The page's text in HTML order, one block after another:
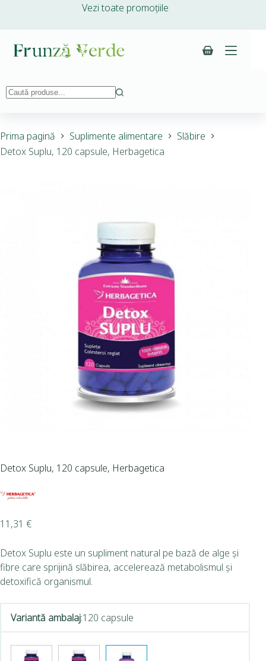
Vezi toate promoțiile
Prima pagină Suplimente alimentare
Slăbire
Detox Suplu, 120 capsule, Herbagetica
Detox Suplu, 120 capsule, Herbagetica
11,31 €
Detox Suplu este un supliment natural pe bază de alge și
fibre care sprijină slăbirea, accelerează metabolismul și
detoxifică organismul.
Variantă ambalaj:120 capsule